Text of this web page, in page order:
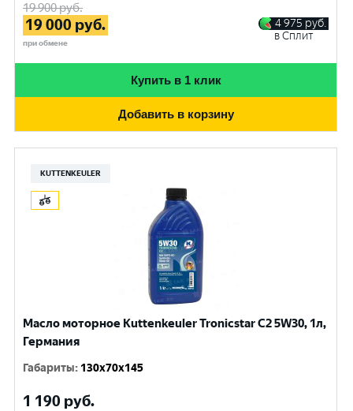
19 900руб.
19 000 руб.
при обмене
4 975 руб.
в Сплит
Купить в 1 клик
Добавить в корзину
KUTTENKEULER
Масло моторное Kuttenkeuler Tronicstar C2 5W30, 1л,
Германия
Габариты: 130x70x145
1 190 руб.